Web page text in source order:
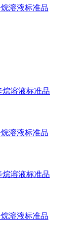
溶液标准品
烷溶液标准品
溶液标准品
烷溶液标准品
溶液标准品